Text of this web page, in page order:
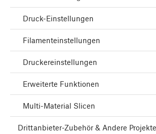
Druck-Einstellungen
Filamenteinstellungen
Druckereinstellungen
Erweiterte Funktionen
Multi-Material Slicen
Drittanbieter-Zubehör & Andere Projekte